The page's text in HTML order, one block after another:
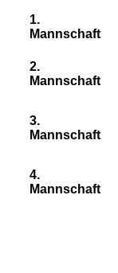
1.
Mannschaft
2.
Mannschaft
3.
Mannschaft
4.
Mannschaft